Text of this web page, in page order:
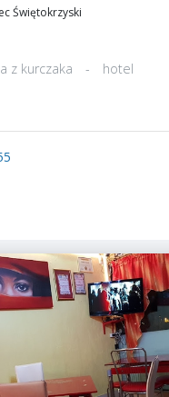
Świętokrzyski
z kurczaka - hotel